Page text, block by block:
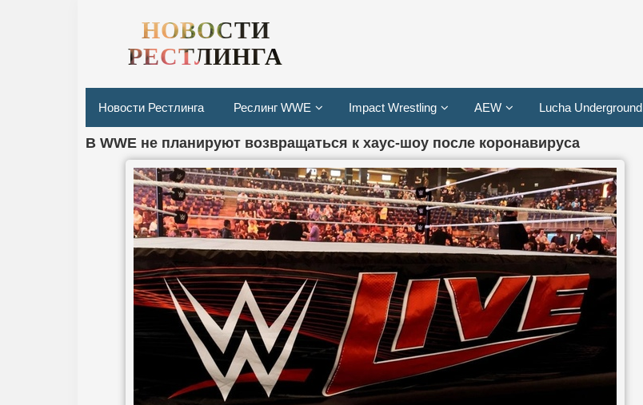
НОВОСТИ
РЕСТЛИНГА
Новости Рестлинга Реслинг WWE Impact Wrestling AEW Lucha Underground
В WWE не планируют возвращаться к хаус-шоу после коронавируса